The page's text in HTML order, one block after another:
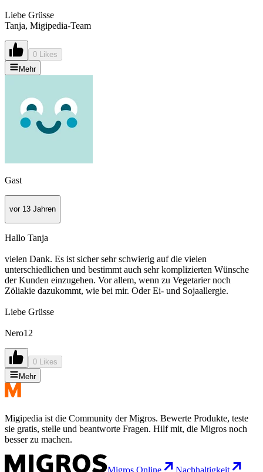
Liebe Grüsse
Tanja, Migipedia-Team
0 Likes
Mehr
Gast
vor 13 Jahren
Hallo Tanja
vielen Dank. Es ist sicher sehr schwierig auf die vielen
unterschiedlichen und bestimmt auch sehr komplizierten Wünsche
der Kunden einzugehen. Vor allem, wenn zu Vegetarier noch
Zöliakie dazukommt, wie bei mir. Oder Ei- und Sojaallergie.
Liebe Grüsse
Nero12
0 Likes
Mehr
Migipedia ist die Community der Migros. Bewerte Produkte, teste
sie gratis, stelle und beantworte Fragen. Hilf mit, die Migros noch
besser zu machen.
Migros Online Nachhaltigkeit